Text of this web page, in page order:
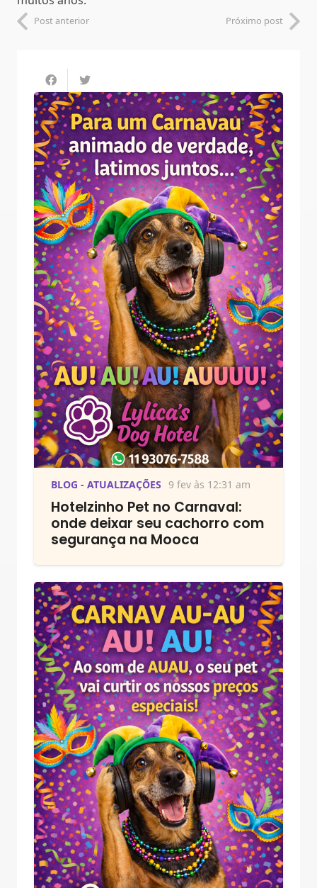
Post anterior Próximo post
BLOG - ATUALIZAÇÕES 9 fev às 12:31 am
Hotelzinho Pet no Carnaval:
onde deixar seu cachorro com
segurança na Mooca